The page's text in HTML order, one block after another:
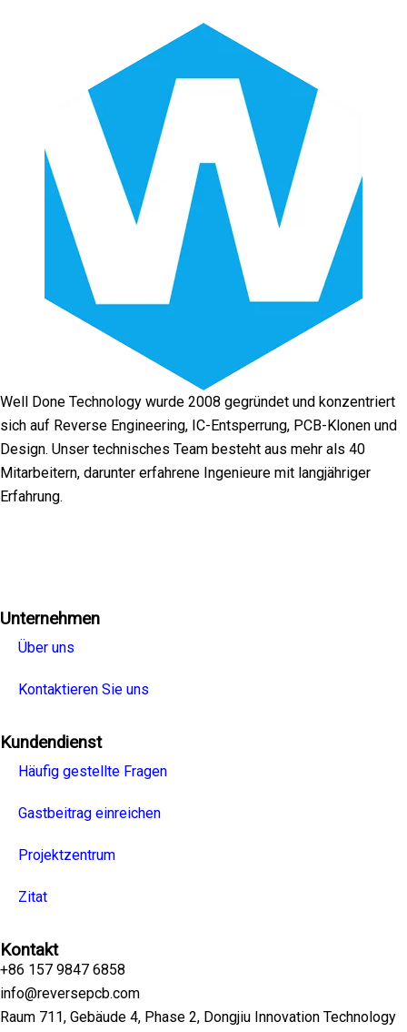
Well Done Technology wurde 2008 gegründet und konzentriert
sich auf Reverse Engineering, IC-Entsperrung, PCB-Klonen und
Design. Unser technisches Team besteht aus mehr als 40
Mitarbeitern, darunter erfahrene Ingenieure mit langjähriger
Erfahrung.
Unternehmen
Über uns
Kontaktieren Sie uns
Kundendienst
Häufig gestellte Fragen
Gastbeitrag einreichen
Projektzentrum
Zitat
Kontakt
+86 157 9847 6858
info@reversepcb.com
Raum 711, Gebäude 4, Phase 2, Dongjiu Innovation Technology